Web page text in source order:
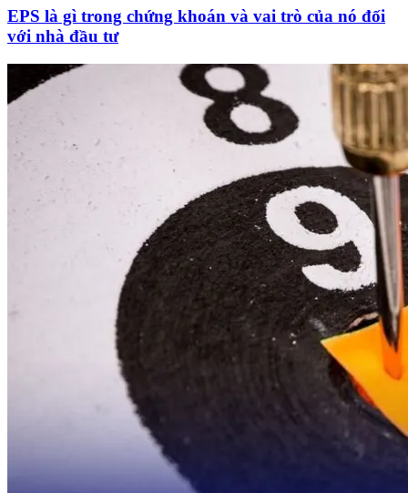
EPS là gì trong chứng khoán và vai trò của nó đối
với nhà đầu tư